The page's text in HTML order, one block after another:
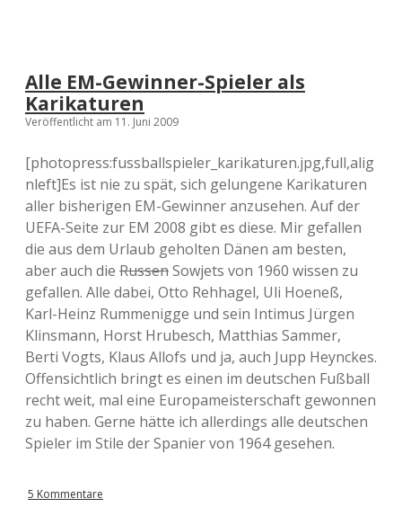
Alle EM-Gewinner-Spieler als
Karikaturen
Veröffentlicht am 11. Juni 2009
[photopress:fussballspieler_karikaturen.jpg,full,alig
nleft]Es ist nie zu spät, sich gelungene Karikaturen
aller bisherigen EM-Gewinner anzusehen. Auf der
UEFA-Seite zur EM 2008 gibt es diese. Mir gefallen
die aus dem Urlaub geholten Dänen am besten,
aber auch die RussenSowjets von 1960 wissen zu
gefallen. Alle dabei, Otto Rehhagel, Uli Hoeneß,
Karl-Heinz Rummenigge und sein Intimus Jürgen
Klinsmann, Horst Hrubesch, Matthias Sammer,
Berti Vogts, Klaus Allofs und ja, auch Jupp Heynckes.
Offensichtlich bringt es einen im deutschen Fußball
recht weit, mal eine Europameisterschaft gewonnen
zu haben. Gerne hätte ich allerdings alle deutschen
Spieler im Stile der Spanier von 1964 gesehen.
5 Kommentare